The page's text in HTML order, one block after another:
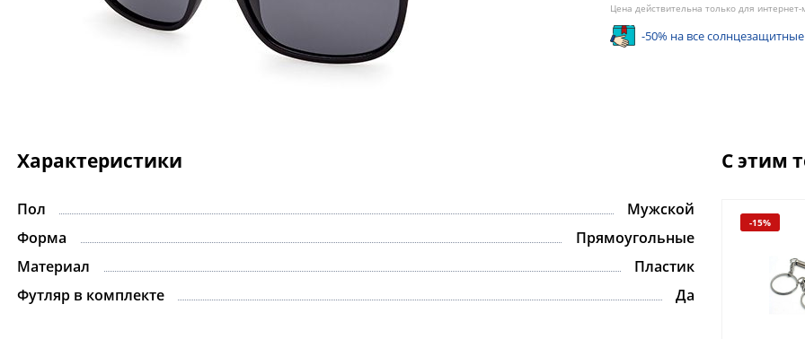
Цена действительна только для
-50% на все
Характеристики
Пол
Мужской
Форма
Прямоугольные
Материал
Пластик
Футляр в комплекте
Да
С этим
-15%